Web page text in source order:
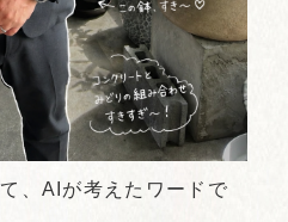
、AIが考えたワードで